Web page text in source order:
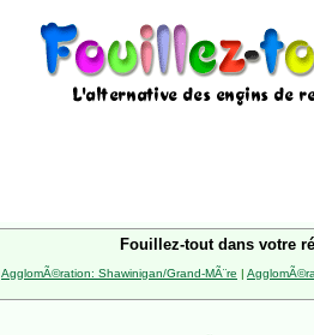
Fouillez-tout dans votre
AgglomÃ©ration: Shawinigan/Grand-MÃ¨re |